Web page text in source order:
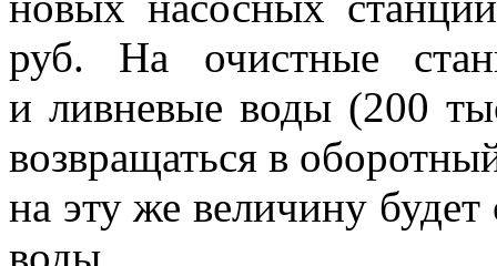
руб. На очистные
и ливневые воды (200
возвращаться в
на эту же величину